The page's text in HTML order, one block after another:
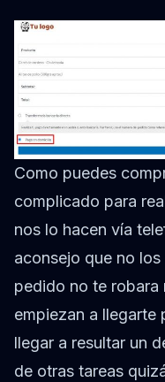
Como puedes
complicado para
nos lo hacen vía
aconsejo que no
pedido no te robara
empiezan a llegarte
llegar a resultar un
de otras tareas